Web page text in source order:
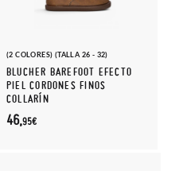
(2 COLORES) (TALLA 26 - 32)
BLUCHER BAREFOOT EFECTO
PIEL CORDONES FINOS
COLLARÍN
46,95€